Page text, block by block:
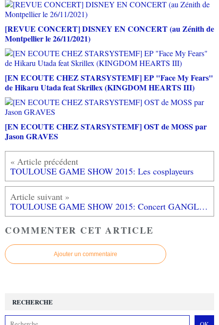
[REVUE CONCERT] DISNEY EN CONCERT (au Zénith de
Montpellier le 26/11/2021)
[EN ECOUTE CHEZ STARSYSTEMF] EP "Face My Fears"
de Hikaru Utada feat Skrillex (KINGDOM HEARTS III)
[EN ECOUTE CHEZ STARSYSTEMF] OST de MOSS par
Jason GRAVES
TOULOUSE GAME SHOW 2015: Les cosplayeurs
TOULOUSE GAME SHOW 2015: Concert GANGLION
COMMENTER CET ARTICLE
Ajouter un commentaire
RECHERCHE